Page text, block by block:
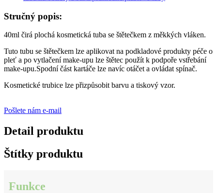
Stručný popis:
40ml čirá plochá kosmetická tuba se štětečkem z měkkých vláken.
Tuto tubu se štětečkem lze aplikovat na podkladové produkty péče o
pleť a po vytlačení make-upu lze štětec použít k podpoře vstřebání
make-upu.Spodní část kartáče lze navíc otáčet a ovládat spínač.
Kosmetické trubice lze přizpůsobit barvu a tiskový vzor.
Pošlete nám e-mail
Detail produktu
Štítky produktu
Funkce